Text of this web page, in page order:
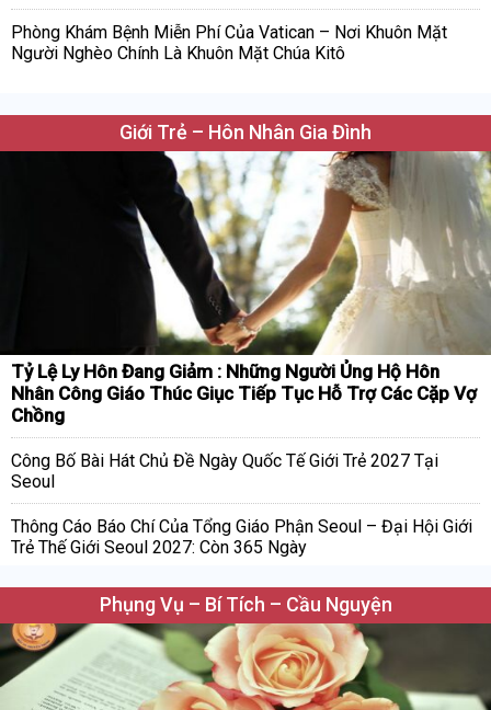
Phòng Khám Bệnh Miễn Phí Của Vatican – Nơi Khuôn Mặt
Người Nghèo Chính Là Khuôn Mặt Chúa Kitô
Giới Trẻ – Hôn Nhân Gia Đình
Tỷ Lệ Ly Hôn Đang Giảm : Những Người Ủng Hộ Hôn
Nhân Công Giáo Thúc Giục Tiếp Tục Hỗ Trợ Các Cặp Vợ
Chồng
Công Bố Bài Hát Chủ Đề Ngày Quốc Tế Giới Trẻ 2027 Tại
Seoul
Thông Cáo Báo Chí Của Tổng Giáo Phận Seoul – Đại Hội Giới
Trẻ Thế Giới Seoul 2027: Còn 365 Ngày
Phụng Vụ – Bí Tích – Cầu Nguyện